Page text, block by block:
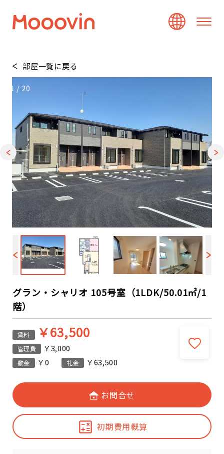
部屋一覧に戻る
1 / 20
グラン・シャリオ 105号室（1LDK/50.01㎡/1
階）
賃料 ￥63,500
管理費 ￥3,000
敷金 ￥0 礼金 ￥63,500
お問合せ
初期費用概算